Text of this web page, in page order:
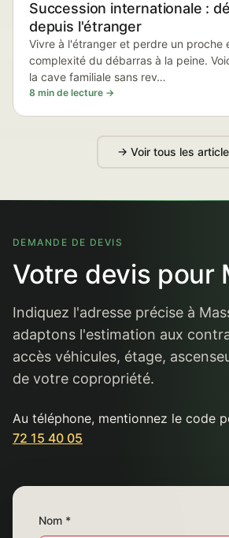
Succession internationale :
depuis l'étranger
Vivre à l'étranger et perdre un proche
complexité du débarras à la peine.
la cave familiale sans rev…
8 min de lecture →
→ Voir tous les
DEMANDE DE DEVIS
Votre devis pour
Indiquez l'adresse précise à
adaptons l'estimation aux
accès véhicules, étage,
de votre copropriété.
Au téléphone, mentionnez le code
72 15 40 05
Nom *